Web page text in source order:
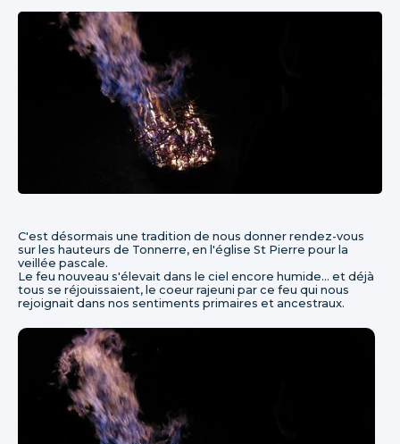
C'est désormais une tradition de nous donner rendez-vous
sur les hauteurs de Tonnerre, en l'église St Pierre pour la
veillée pascale.
Le feu nouveau s'élevait dans le ciel encore humide... et déjà
tous se réjouissaient, le coeur rajeuni par ce feu qui nous
rejoignait dans nos sentiments primaires et ancestraux.